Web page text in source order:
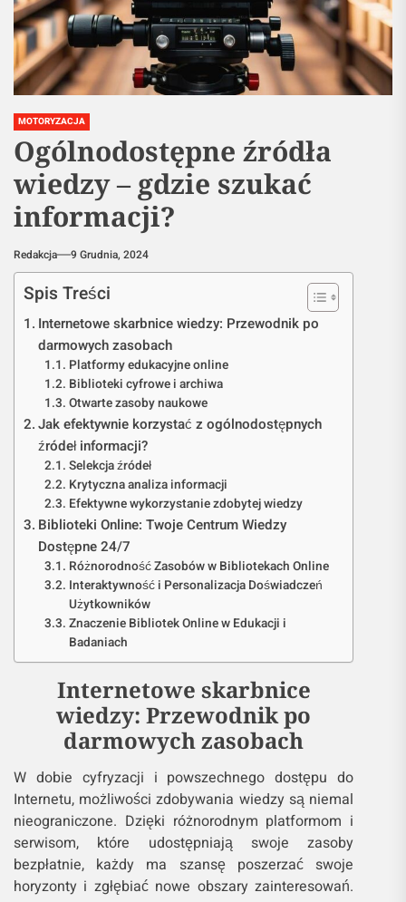
MOTORYZACJA
Ogólnodostępne źródła
wiedzy – gdzie szukać
informacji?
Redakcja 9 Grudnia, 2024
Spis Treści
Internetowe skarbnice wiedzy: Przewodnik po
darmowych zasobach
Platformy edukacyjne online
Biblioteki cyfrowe i archiwa
Otwarte zasoby naukowe
Jak efektywnie korzystać z ogólnodostępnych
źródeł informacji?
Selekcja źródeł
Krytyczna analiza informacji
Efektywne wykorzystanie zdobytej wiedzy
Biblioteki Online: Twoje Centrum Wiedzy
Dostępne 24/7
Różnorodność Zasobów w Bibliotekach Online
Interaktywność i Personalizacja Doświadczeń
Użytkowników
Znaczenie Bibliotek Online w Edukacji i
Badaniach
Internetowe skarbnice
wiedzy: Przewodnik po
darmowych zasobach
W dobie cyfryzacji i powszechnego dostępu do
Internetu, możliwości zdobywania wiedzy są niemal
nieograniczone. Dzięki różnorodnym platformom i
serwisom, które udostępniają swoje zasoby
bezpłatnie, każdy ma szansę poszerzać swoje
horyzonty i zgłębiać nowe obszary zainteresowań.